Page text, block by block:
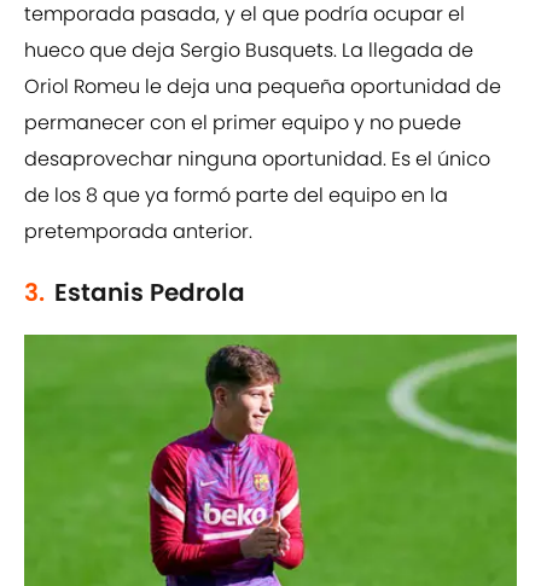
temporada pasada, y el que podría ocupar el
hueco que deja Sergio Busquets. La llegada de
Oriol Romeu le deja una pequeña oportunidad de
permanecer con el primer equipo y no puede
desaprovechar ninguna oportunidad. Es el único
de los 8 que ya formó parte del equipo en la
pretemporada anterior.
3. Estanis Pedrola